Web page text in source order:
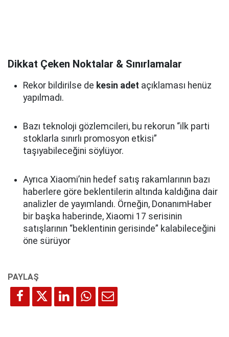
Dikkat Çeken Noktalar & Sınırlamalar
Rekor bildirilse de kesin adet açıklaması henüz
yapılmadı.
Bazı teknoloji gözlemcileri, bu rekorun “ilk parti
stoklarla sınırlı promosyon etkisi”
taşıyabileceğini söylüyor.
Ayrıca Xiaomi’nin hedef satış rakamlarının bazı
haberlere göre beklentilerin altında kaldığına dair
analizler de yayımlandı. Örneğin, DonanımHaber
bir başka haberinde, Xiaomi 17 serisinin
satışlarının “beklentinin gerisinde” kalabileceğini
öne sürüyor